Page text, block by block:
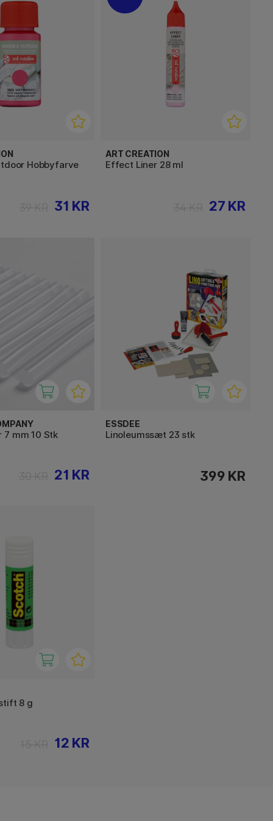
Hobbyfarve
31 KR
ART CREATION
Effect Liner 28 ml
27 KR
mm 10 Stk
21 KR
ESSDEE
Linoleumssæt 23 stk
399 KR
8 g
12 KR